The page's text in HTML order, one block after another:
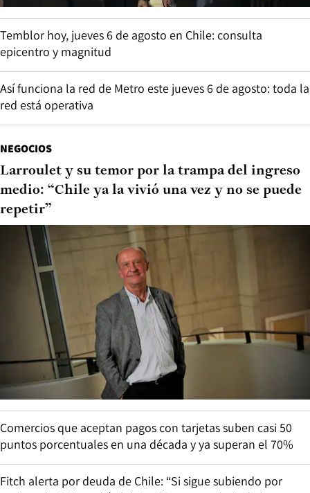
Temblor hoy, jueves 6 de agosto en Chile: consulta
epicentro y magnitud
Así funciona la red de Metro este jueves 6 de agosto: toda la
red está operativa
NEGOCIOS
Larroulet y su temor por la trampa del ingreso
medio: “Chile ya la vivió una vez y no se puede
repetir”
Comercios que aceptan pagos con tarjetas suben casi 50
puntos porcentuales en una década y ya superan el 70%
Fitch alerta por deuda de Chile: “Si sigue subiendo por